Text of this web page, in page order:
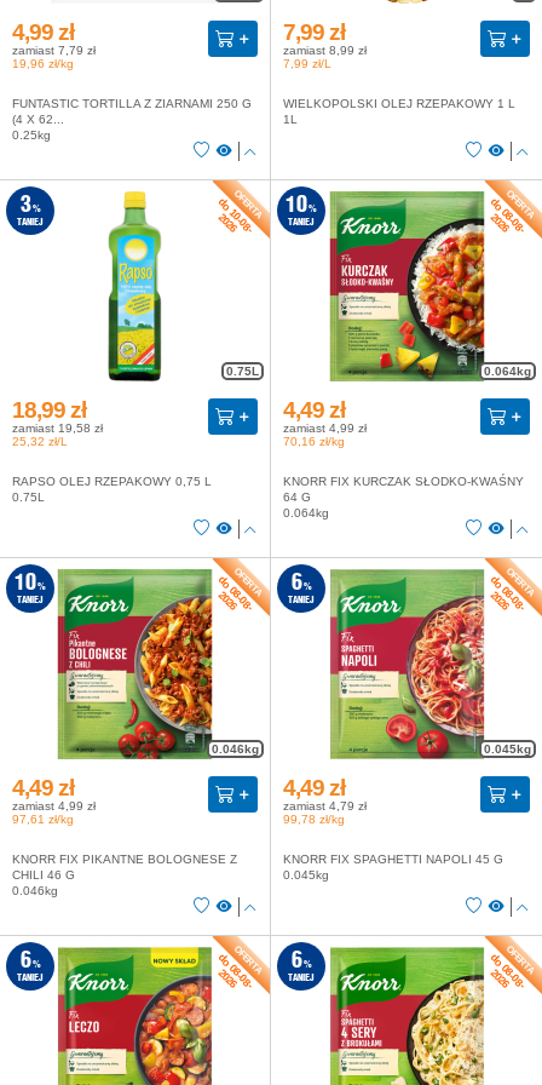
4,99 zł
zamiast 7,79 zł
19,96 zł/kg
FUNTASTIC TORTILLA Z ZIARNAMI 250 G
(4 X 62...
0.25kg
7,99 zł
zamiast 8,99 zł
7,99 zł/L
WIELKOPOLSKI OLEJ RZEPAKOWY 1 L
1L
0.75L
do 10-08-
2026
3%
TANIEJ
18,99 zł
zamiast 19,58 zł
25,32 zł/L
RAPSO OLEJ RZEPAKOWY 0,75 L
0.75L
0.064kg
do 08-08-
2026
10%
TANIEJ
4,49 zł
zamiast 4,99 zł
70,16 zł/kg
KNORR FIX KURCZAK SŁODKO-KWAŚNY
64 G
0.064kg
0.046kg
do 08-08-
2026
10%
TANIEJ
4,49 zł
zamiast 4,99 zł
97,61 zł/kg
KNORR FIX PIKANTNE BOLOGNESE Z
CHILI 46 G
0.046kg
0.045kg
do 08-08-
2026
6%
TANIEJ
4,49 zł
zamiast 4,79 zł
99,78 zł/kg
KNORR FIX SPAGHETTI NAPOLI 45 G
0.045kg
do 08-08-
2026
6%
TANIEJ
do 08-08-
2026
6%
TANIEJ